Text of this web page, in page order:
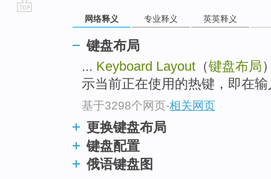
网络释义 专业释义 英英释义
键盘布局
... Keyboard Layout （键盘布局
示当前正在使用的热键，即在
基于3298个网页-相关网页
更换键盘布局
键盘配置
俄语键盘图